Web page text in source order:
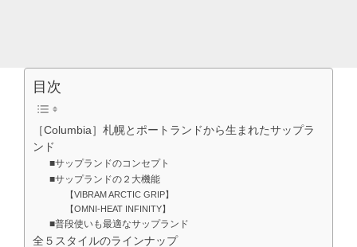
目次
［Columbia］札幌とポートランドから生まれたサップラ
ンド
■サップランドのコンセプト
■サップランドの２大機能
【VIBRAM ARCTIC GRIP】
【OMNI-HEAT INFINITY】
■普段使いも最適なサップランド
全５スタイルのラインナップ